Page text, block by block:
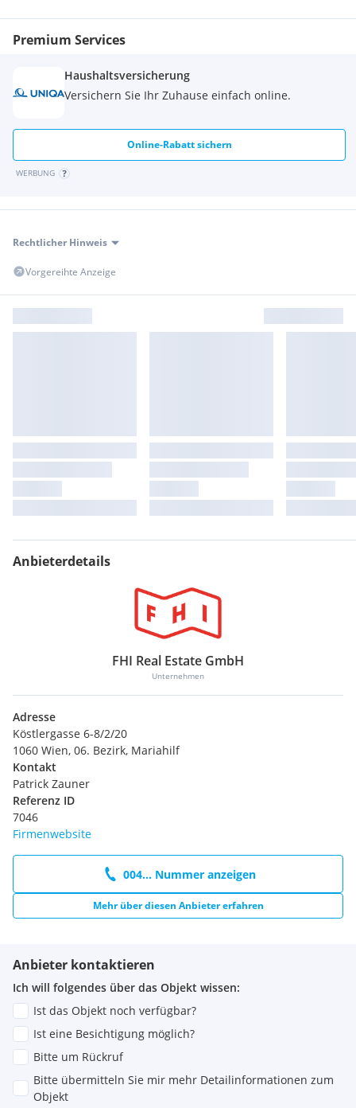
Die Angaben erfolgen aufgrund von Informationen und
Unterlagen, die uns vom Eigentümer und/oder von Dritten
gelten unsere AGB sie www.fhi.at
Premium Services
Haushaltsversicherung
Versichern Sie Ihr Zuhause einfach online.
Online-Rabatt sichern
WERBUNG
Rechtlicher Hinweis
Vorgereihte Anzeige
Anbieterdetails
FHI Real Estate GmbH
Unternehmen
Adresse
Köstlergasse 6-8/2/20
1060 Wien, 06. Bezirk, Mariahilf
Kontakt
Patrick Zauner
Referenz ID
7046
Firmenwebsite
004... Nummer anzeigen
Mehr über diesen Anbieter erfahren
Anbieter kontaktieren
Ich will folgendes über das Objekt wissen:
Ist das Objekt noch verfügbar?
Ist eine Besichtigung möglich?
Bitte um Rückruf
Bitte übermitteln Sie mir mehr Detailinformationen zum
Objekt